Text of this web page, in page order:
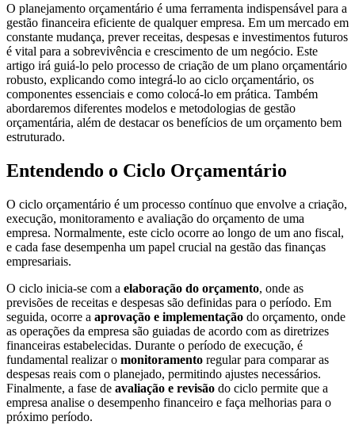
O planejamento orçamentário é uma ferramenta indispensável para a
gestão financeira eficiente de qualquer empresa. Em um mercado em
constante mudança, prever receitas, despesas e investimentos futuros
é vital para a sobrevivência e crescimento de um negócio. Este
artigo irá guiá-lo pelo processo de criação de um plano orçamentário
robusto, explicando como integrá-lo ao ciclo orçamentário, os
componentes essenciais e como colocá-lo em prática. Também
abordaremos diferentes modelos e metodologias de gestão
orçamentária, além de destacar os benefícios de um orçamento bem
estruturado.
Entendendo o Ciclo Orçamentário
O ciclo orçamentário é um processo contínuo que envolve a criação,
execução, monitoramento e avaliação do orçamento de uma
empresa. Normalmente, este ciclo ocorre ao longo de um ano fiscal,
e cada fase desempenha um papel crucial na gestão das finanças
empresariais.
O ciclo inicia-se com a elaboração do orçamento, onde as
previsões de receitas e despesas são definidas para o período. Em
seguida, ocorre a aprovação e implementação do orçamento, onde
as operações da empresa são guiadas de acordo com as diretrizes
financeiras estabelecidas. Durante o período de execução, é
fundamental realizar o monitoramento regular para comparar as
despesas reais com o planejado, permitindo ajustes necessários.
Finalmente, a fase de avaliação e revisão do ciclo permite que a
empresa analise o desempenho financeiro e faça melhorias para o
próximo período.